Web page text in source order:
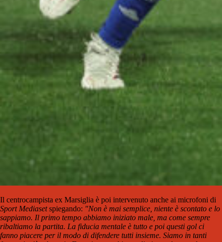
Il centrocampista ex Marsiglia è poi intervenuto anche ai microfoni di
Sport Mediasetspiegando: "Non è mai semplice, niente è scontato e lo
sappiamo. Il primo tempo abbiamo iniziato male, ma come sempre
ribaltiamo la partita. La fiducia mentale è tutto e poi questi gol ci
fanno piacere per il modo di difendere tutti insieme. Siamo in tanti